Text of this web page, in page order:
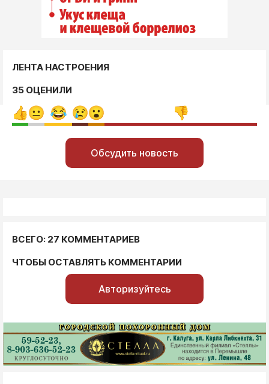
ЛЕНТА НАСТРОЕНИЯ
35 ОЦЕНИЛИ
Обсудить новость
ВСЕГО: 27 КОММЕНТАРИЕВ
ЧТОБЫ ОСТАВЛЯТЬ КОММЕНТАРИИ
Авторизуйтесь